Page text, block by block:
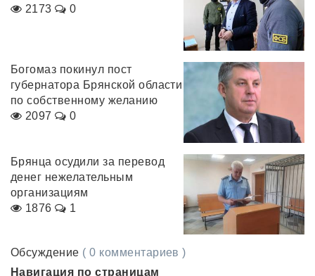
2173
0
Богомаз покинул пост
губернатора Брянской области
по собственному желанию
2097
0
Брянца осудили за перевод
денег нежелательным
организациям
1876
1
Обсуждение ( 0 комментариев )
Навигация по страницам